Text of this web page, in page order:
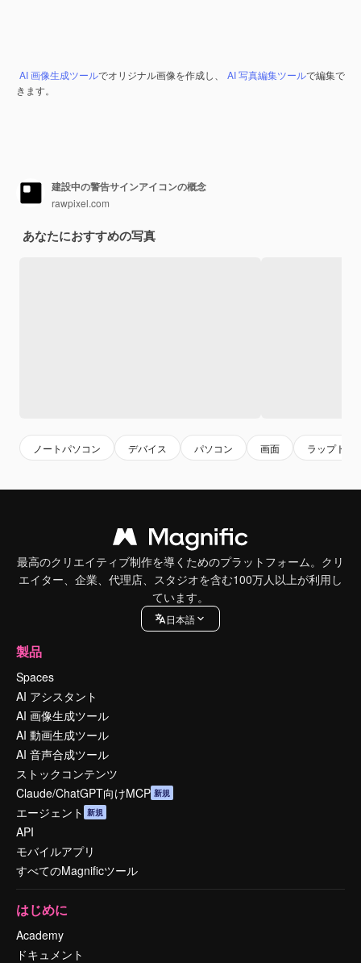
AI 画像生成ツールでオリジナル画像を作成し、 AI 写真編集ツールで編集で
きます。
建設中の警告サインアイコンの概念
rawpixel.com
あなたにおすすめの写真
ノートパソコン デバイス パソコン 画面 ラップトッ
最高のクリエイティブ制作を導くためのプラットフォーム。クリ
エイター、企業、代理店、スタジオを含む100万人以上が利用し
ています。
日本語
製品
Spaces
AI アシスタント
AI 画像生成ツール
AI 動画生成ツール
AI 音声合成ツール
ストックコンテンツ
Claude/ChatGPT向けMCP 新規
エージェント 新規
API
モバイルアプリ
すべてのMagnificツール
はじめに
Academy
ドキュメント